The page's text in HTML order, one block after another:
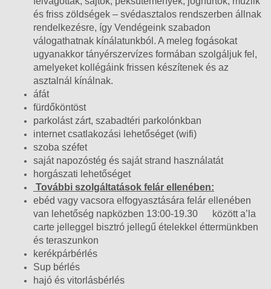
és friss zöldségek – svédasztalos rendszerben állnak
rendelkezésre, így Vendégeink szabadon
válogathatnak kínálatunkból. A meleg fogásokat
ugyanakkor tányérszervízes formában szolgáljuk fel,
amelyeket kollégáink frissen készítenek és az
asztalnál kínálnak.
áfát
fürdőköntöst
parkolást zárt, szabadtéri parkolónkban
internet csatlakozási lehetőséget (wifi)
szoba széfet
saját napozóstég és saját strand használatát
horgászati lehetőséget
További szolgáltatások felár ellenében:
ebéd vagy vacsora elfogyasztására felár ellenében
van lehetőség napközben 13:00-19.30 között a’la
carte jelleggel bisztró jellegű ételekkel éttermünkben
és teraszunkon
kerékpárbérlés
Sup bérlés
hajó és vitorlásbérlés